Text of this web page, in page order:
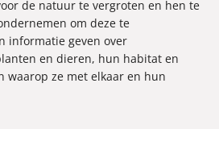
de natuur te vergroten en hen te
om deze te
informatie geven over
en dieren, hun habitat en
waarop ze met elkaar en hun